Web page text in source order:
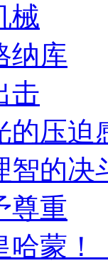
械
纳库
击
的压迫
智的决
尊重
哈蒙！